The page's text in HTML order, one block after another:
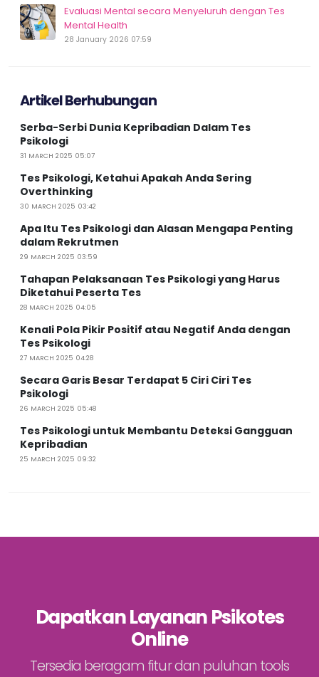
Evaluasi Mental secara Menyeluruh dengan Tes
Mental Health
28 January 2026 07:59
Artikel Berhubungan
Serba-Serbi Dunia Kepribadian Dalam Tes
Psikologi
31 MARCH 2025 05:07
Tes Psikologi, Ketahui Apakah Anda Sering
Overthinking
30 MARCH 2025 03:42
Apa Itu Tes Psikologi dan Alasan Mengapa Penting
dalam Rekrutmen
29 MARCH 2025 03:59
Tahapan Pelaksanaan Tes Psikologi yang Harus
Diketahui Peserta Tes
28 MARCH 2025 04:05
Kenali Pola Pikir Positif atau Negatif Anda dengan
Tes Psikologi
27 MARCH 2025 04:28
Secara Garis Besar Terdapat 5 Ciri Ciri Tes
Psikologi
26 MARCH 2025 05:48
Tes Psikologi untuk Membantu Deteksi Gangguan
Kepribadian
25 MARCH 2025 09:32
Dapatkan Layanan Psikotes
Online
Tersedia beragam fitur dan puluhan tools